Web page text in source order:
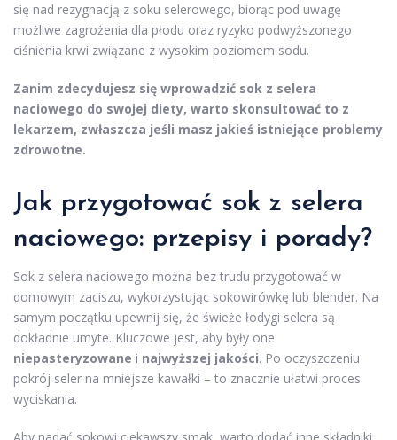
się nad rezygnacją z soku selerowego, biorąc pod uwagę
możliwe zagrożenia dla płodu oraz ryzyko podwyższonego
ciśnienia krwi związane z wysokim poziomem sodu.
Zanim zdecydujesz się wprowadzić sok z selera
naciowego do swojej diety, warto skonsultować to z
lekarzem, zwłaszcza jeśli masz jakieś istniejące problemy
zdrowotne.
Jak przygotować sok z selera
naciowego: przepisy i porady?
Sok z selera naciowego można bez trudu przygotować w
domowym zaciszu, wykorzystując sokowirówkę lub blender. Na
samym początku upewnij się, że świeże łodygi selera są
dokładnie umyte. Kluczowe jest, aby były one
niepasteryzowane i najwyższej jakości. Po oczyszczeniu
pokrój seler na mniejsze kawałki – to znacznie ułatwi proces
wyciskania.